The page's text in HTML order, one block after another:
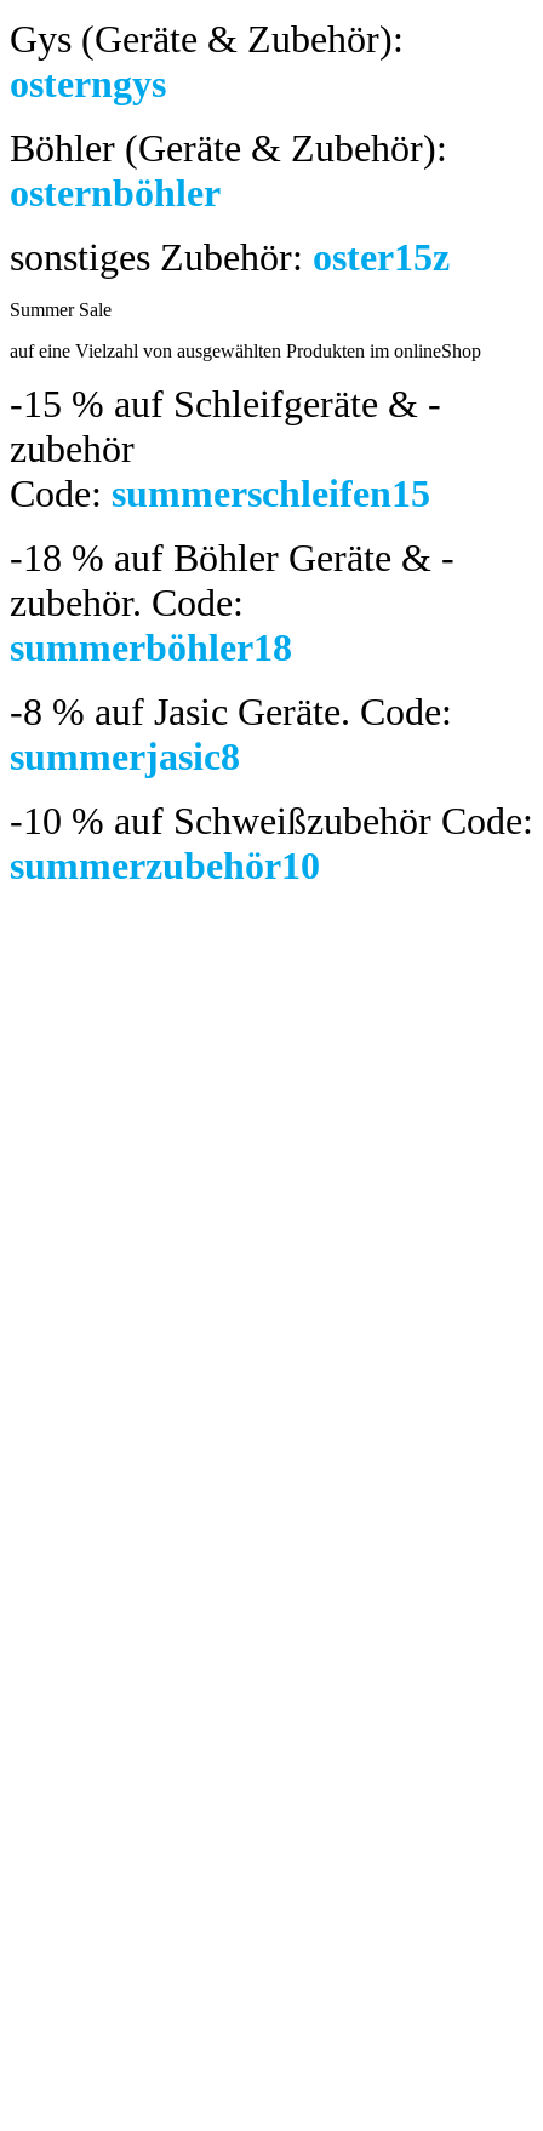
Gys (Geräte & Zubehör):
osterngys
Böhler (Geräte & Zubehör):
osternböhler
sonstiges Zubehör: oster15z
Summer Sale
auf eine Vielzahl von ausgewählten Produkten im onlineShop
-15 % auf Schleifgeräte & -
zubehör
Code: summerschleifen15
-18 % auf Böhler Geräte & -
zubehör. Code:
summerböhler18
-8 % auf Jasic Geräte. Code:
summerjasic8
-10 % auf Schweißzubehör Code:
summerzubehör10